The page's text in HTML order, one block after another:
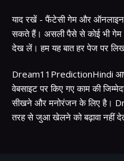
याद रखें - फैंटेसी गेम और
सकते हैं। असली पैसे से कोई भी
देख लें। हम यह बात हर पेज पर
Dream11PredictionHindi आपके
वेबसाइट पर किए गए काम की
सीखने और मनोरंजन के लिए है।
तरह से जुआ खेलने को बढ़ावा नहीं